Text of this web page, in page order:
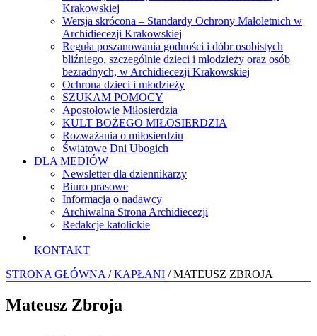
Krakowskiej
Wersja skrócona – Standardy Ochrony Małoletnich w
Archidiecezji Krakowskiej
Reguła poszanowania godności i dóbr osobistych
bliźniego, szczególnie dzieci i młodzieży oraz osób
bezradnych, w Archidiecezji Krakowskiej
Ochrona dzieci i młodzieży
SZUKAM POMOCY
Apostołowie Miłosierdzia
KULT BOŻEGO MIŁOSIERDZIA
Rozważania o miłosierdziu
Światowe Dni Ubogich
DLA MEDIÓW
Newsletter dla dziennikarzy
Biuro prasowe
Informacja o nadawcy
Archiwalna Strona Archidiecezji
Redakcje katolickie
KONTAKT
STRONA GŁÓWNA /KAPŁANI / MATEUSZ ZBROJA
Mateusz Zbroja